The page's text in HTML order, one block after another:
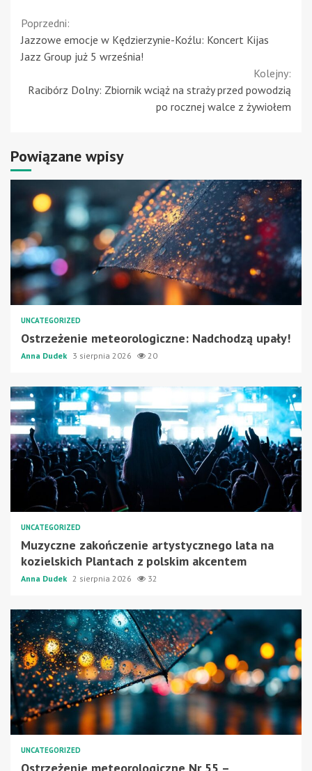
Continue
Reading
Poprzedni:
Jazzowe emocje w Kędzierzynie-Koźlu: Koncert Kijas
Jazz Group już 5 września!
Kolejny:
Racibórz Dolny: Zbiornik wciąż na straży przed powodzią
po rocznej walce z żywiołem
Powiązane wpisy
UNCATEGORIZED
Ostrzeżenie meteorologiczne: Nadchodzą upały!
Anna Dudek 3 sierpnia 2026 20
UNCATEGORIZED
Muzyczne zakończenie artystycznego lata na
kozielskich Plantach z polskim akcentem
Anna Dudek 2 sierpnia 2026 32
UNCATEGORIZED